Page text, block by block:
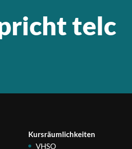
telc
Kursräumlichkeiten
VHSO